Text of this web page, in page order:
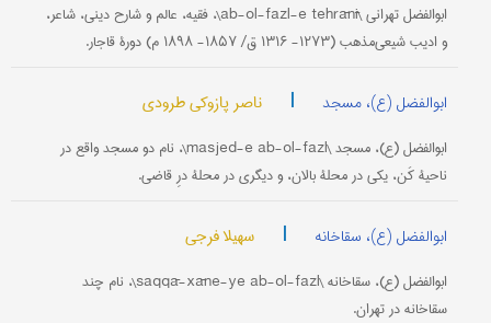
ابوالفضل تهرانی \ab-ol-fazl-e tehrānī\، فقیه، عالم و شارح دینی، شاعر،
و ادیب شیعی‌مذهب (۱۲۷۳- ۱۳۱۶ ق/ ۱۸۵۷- ۱۸۹۸ م) دورۀ قاجار.
ابوالفضل (ع)، مسجد | ناصر پازوکی طرودی
ابوالفضل (ع)، مسجد \masjed-e ab-ol-fazl\، نام دو مسجد واقع در
ناحیۀ کَن، یکی در محلۀ بالان، و دیگری در محلۀ درِ قاضی.
ابوالفضل (ع)، سقاخانه | سهیلا فرجی
ابوالفضل (ع)، سقاخانه \saqqā-xāne-ye ab-ol-fazl\، نام چند
سقاخانه در تهران.